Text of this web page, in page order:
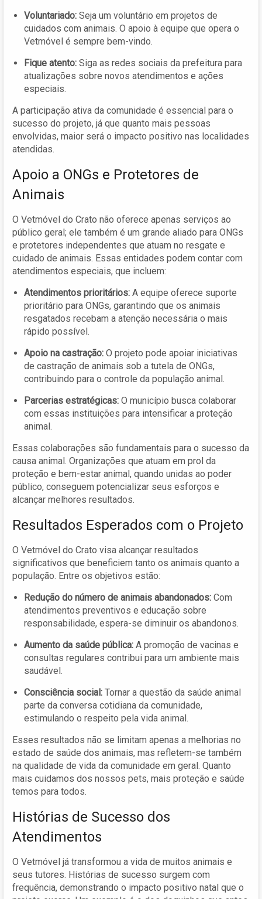
Voluntariado: Seja um voluntário em projetos de
cuidados com animais. O apoio à equipe que opera o
Vetmóvel é sempre bem-vindo.
Fique atento: Siga as redes sociais da prefeitura para
atualizações sobre novos atendimentos e ações
especiais.
A participação ativa da comunidade é essencial para o
sucesso do projeto, já que quanto mais pessoas
envolvidas, maior será o impacto positivo nas localidades
atendidas.
Apoio a ONGs e Protetores de
Animais
O Vetmóvel do Crato não oferece apenas serviços ao
público geral; ele também é um grande aliado para ONGs
e protetores independentes que atuam no resgate e
cuidado de animais. Essas entidades podem contar com
atendimentos especiais, que incluem:
Atendimentos prioritários: A equipe oferece suporte
prioritário para ONGs, garantindo que os animais
resgatados recebam a atenção necessária o mais
rápido possível.
Apoio na castração: O projeto pode apoiar iniciativas
de castração de animais sob a tutela de ONGs,
contribuindo para o controle da população animal.
Parcerias estratégicas: O município busca colaborar
com essas instituições para intensificar a proteção
animal.
Essas colaborações são fundamentais para o sucesso da
causa animal. Organizações que atuam em prol da
proteção e bem-estar animal, quando unidas ao poder
público, conseguem potencializar seus esforços e
alcançar melhores resultados.
Resultados Esperados com o Projeto
O Vetmóvel do Crato visa alcançar resultados
significativos que beneficiem tanto os animais quanto a
população. Entre os objetivos estão:
Redução do número de animais abandonados: Com
atendimentos preventivos e educação sobre
responsabilidade, espera-se diminuir os abandonos.
Aumento da saúde pública: A promoção de vacinas e
consultas regulares contribui para um ambiente mais
saudável.
Consciência social: Tornar a questão da saúde animal
parte da conversa cotidiana da comunidade,
estimulando o respeito pela vida animal.
Esses resultados não se limitam apenas a melhorias no
estado de saúde dos animais, mas refletem-se também
na qualidade de vida da comunidade em geral. Quanto
mais cuidamos dos nossos pets, mais proteção e saúde
temos para todos.
Histórias de Sucesso dos
Atendimentos
O Vetmóvel já transformou a vida de muitos animais e
seus tutores. Histórias de sucesso surgem com
frequência, demonstrando o impacto positivo natal que o